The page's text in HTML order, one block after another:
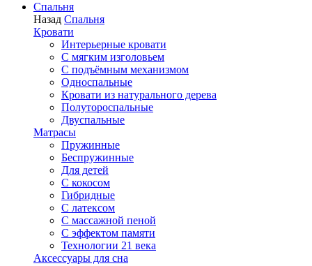
Спальня
Назад Спальня
Кровати
Интерьерные кровати
С мягким изголовьем
С подъёмным механизмом
Односпальные
Кровати из натурального дерева
Полутороспальные
Двуспальные
Матрасы
Пружинные
Беспружинные
Для детей
C кокосом
Гибридные
С латексом
С массажной пеной
С эффектом памяти
Технологии 21 века
Аксессуары для сна